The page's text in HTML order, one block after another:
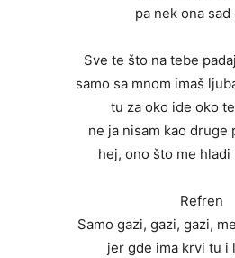
pa nek ona sad
Sve te što na tebe
samo sa mnom imaš
tu za oko ide oko
ne ja nisam kao druge
hej, ono što me hladi
Refren
Samo gazi, gazi, gazi,
jer gde ima krvi tu i